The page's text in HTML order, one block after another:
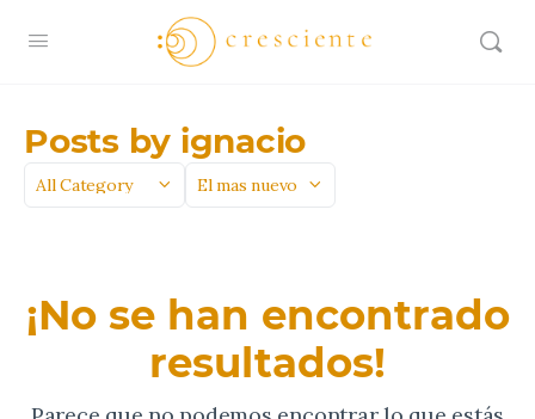
Posts by ignacio
Categoría
Sort
¡No se han encontrado
resultados!